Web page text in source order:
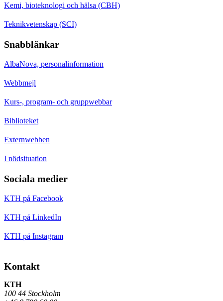
Kemi, bioteknologi och hälsa (CBH)
Teknikvetenskap (SCI)
Snabblänkar
AlbaNova, personalinformation
Webbmejl
Kurs-, program- och gruppwebbar
Biblioteket
Externwebben
I nödsituation
Sociala medier
KTH på Facebook
KTH på LinkedIn
KTH på Instagram
Kontakt
KTH
100 44 Stockholm